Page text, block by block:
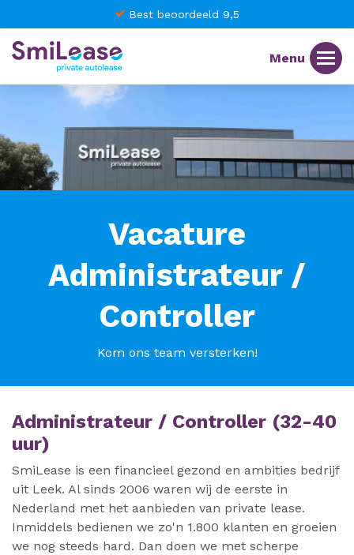
Best beoordeeld 9,5
Vacature
Administrateur /
Controller
Kom ons team versterken!
Administrateur / Controller (32-40
uur)
SmiLease is een financieel gezond en ambities bedrijf
uit Leek. Al sinds 2006 waren wij de eerste in
Nederland met het aanbieden van private lease.
Inmiddels bedienen we zo'n 1.800 klanten en groeien
we nog steeds hard. Dan doen we met scherpe